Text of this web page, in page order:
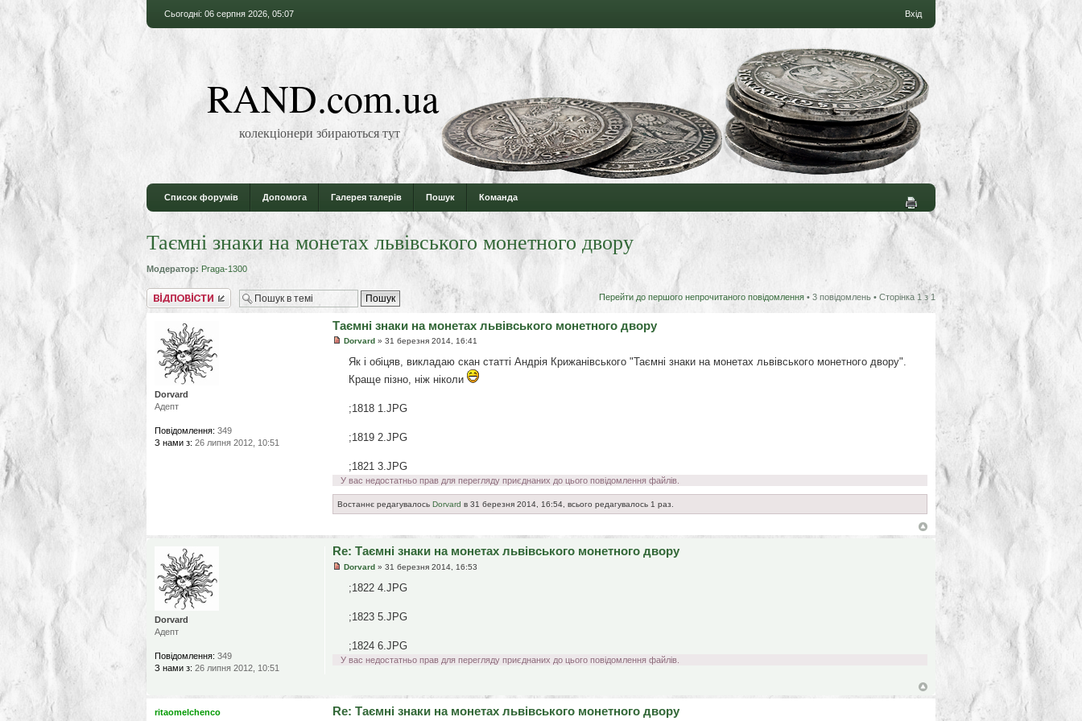
Сьогодні: 06 серпня 2026, 05:07 Вхід
RAND.com.ua
колекціонери збираються тут
Список форумів Допомога Галерея талерів Пошук Команда
Таємні знаки на монетах львівського монетного двору
Модератор: Praga-1300
Відповісти Перейти до першого непрочитаного повідомлення • 3 повідомлень • Сторінка 1 з1
Таємні знаки на монетах львівського монетного двору
Dorvard» 31 березня 2014, 16:41
Як і обіцяв, викладаю скан статті Андрія Крижанівського "Таємні знаки на монетах львівського монетного двору".
Краще пізно, ніж ніколи
;1818 1.JPG
;1819 2.JPG
;1821 3.JPG
У вас недостатньо прав для перегляду приєднаних до цього повідомлення файлів.
Востаннє редагувалось Dorvard в 31 березня 2014, 16:54, всього редагувалось 1 раз.
Dorvard
Адепт
Повідомлення: 349
З нами з: 26 липня 2012, 10:51
Re: Таємні знаки на монетах львівського монетного двору
Dorvard» 31 березня 2014, 16:53
;1822 4.JPG
;1823 5.JPG
;1824 6.JPG
У вас недостатньо прав для перегляду приєднаних до цього повідомлення файлів.
Dorvard
Адепт
Повідомлення: 349
З нами з: 26 липня 2012, 10:51
Re: Таємні знаки на монетах львівського монетного двору
ritaomelchenco